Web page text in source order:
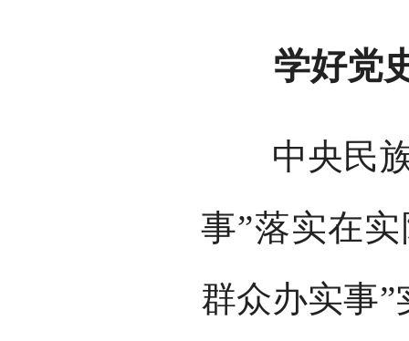
学好党史
中央民族
事”落实在
群众办实事